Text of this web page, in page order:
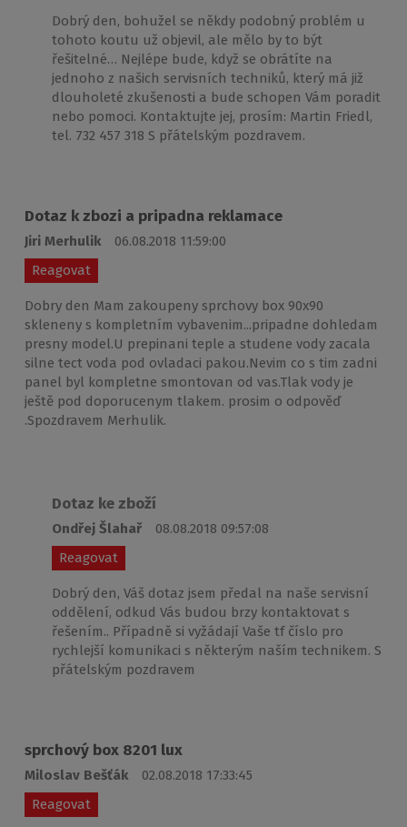
Dobrý den, bohužel se někdy podobný problém u
tohoto koutu už objevil, ale mělo by to být
řešitelné… Nejlépe bude, když se obrátíte na
jednoho z našich servisních techniků, který má již
dlouholeté zkušenosti a bude schopen Vám poradit
nebo pomoci. Kontaktujte jej, prosím: Martin Friedl,
tel. 732 457 318 S přátelským pozdravem.
Dotaz k zbozi a pripadna reklamace
Jiri Merhulik
06.08.2018 11:59:00
Reagovat
Dobry den Mam zakoupeny sprchovy box 90x90
skleneny s kompletním vybavenim...pripadne dohledam
presny model.U prepinani teple a studene vody zacala
silne tect voda pod ovladaci pakou.Nevim co s tim zadni
panel byl kompletne smontovan od vas.Tlak vody je
ještě pod doporucenym tlakem. prosim o odpověď
.Spozdravem Merhulik.
Dotaz ke zboží
Ondřej Šlahař
08.08.2018 09:57:08
Reagovat
Dobrý den, Váš dotaz jsem předal na naše servisní
oddělení, odkud Vás budou brzy kontaktovat s
řešením.. Případně si vyžádají Vaše tf číslo pro
rychlejší komunikaci s některým naším technikem. S
přátelským pozdravem
sprchový box 8201 lux
Miloslav Bešťák
02.08.2018 17:33:45
Reagovat